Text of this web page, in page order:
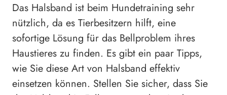
Das Halsband ist beim Hundetraining sehr
nützlich, da es Tierbesitzern hilft, eine
sofortige Lösung für das Bellproblem ihres
Haustieres zu finden. Es gibt ein paar Tipps,
wie Sie diese Art von Halsband effektiv
einsetzen können. Stellen Sie sicher, dass Sie